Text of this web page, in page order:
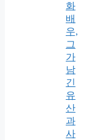
화
배
우,
그
가
남
긴
유
산
과
사